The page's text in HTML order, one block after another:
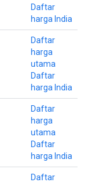
Daftar
harga India
Daftar
harga
utama
Daftar
harga India
Daftar
harga
utama
Daftar
harga India
Daftar